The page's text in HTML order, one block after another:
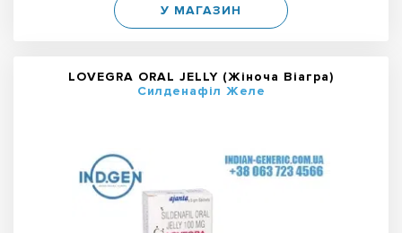
У МАГАЗИН
LOVEGRA ORAL JELLY (Жіноча Віагра)
Силденафіл Желе